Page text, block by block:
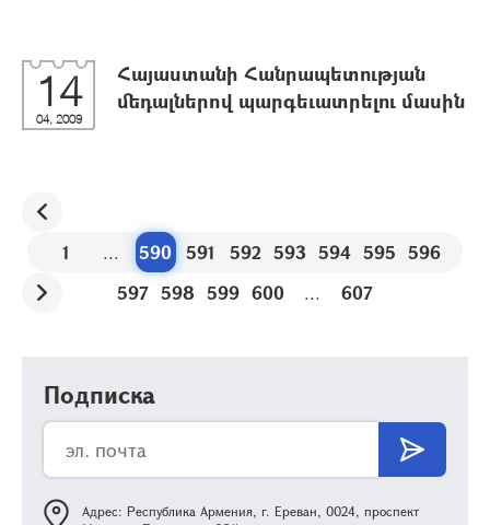
14
04, 2009
Հայաստանի Հանրապետության
մեդալներով պարգեւատրելու մասին
1 ... 590 591 592 593 594 595 596
597 598 599 600 ... 607
Подписка
Адрес: Республика Армения, г. Ереван, 0024, проспект